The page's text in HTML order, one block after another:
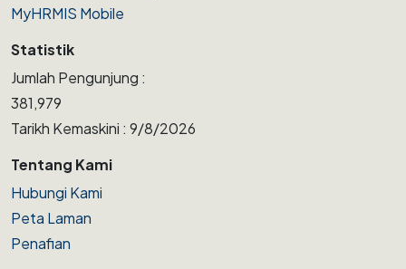
MyHRMIS Mobile
Statistik
Jumlah Pengunjung :
381,979
Tarikh Kemaskini : 9/8/2026
Tentang Kami
Hubungi Kami
Peta Laman
Penafian